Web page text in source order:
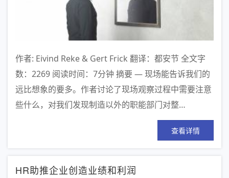
作者: Eivind Reke & Gert Frick 翻译：都安节 全文字
数：2269 阅读时间：7分钟 摘要 — 现场能告诉我们的
远比想象的要多。作者讨论了现场观察过程中需要注意
些什么，对我们发现制造以外的职能部门对整…
查看详情
HR助推企业创造业绩和利润